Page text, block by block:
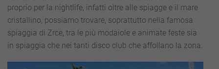
proprio per la nightlife, infatti oltre alle spiagge e il mare
cristallino, possiamo trovare, soprattutto nella famosa
spiaggia di Zrce, tra le più modaiole e animate feste sia
in spiaggia che nei tanti disco club che affollano la zona.